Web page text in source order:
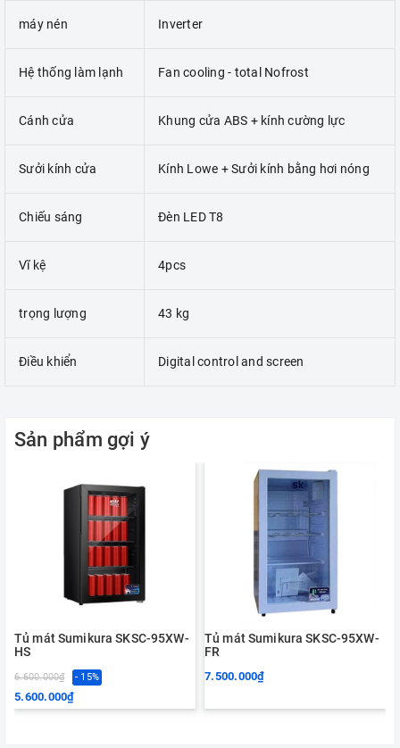
máy nén Inverter
Hệ thống làm lạnh Fan cooling - total Nofrost
Cánh cửa Khung cửa ABS + kính cường lực
Sưởi kính cửa Kính Lowe + Sưởi kính bằng hơi nóng
Chiếu sáng Đèn LED T8
Vĩ kệ 4pcs
trọng lượng 43 kg
Điều khiển Digital control and screen
Sản phẩm gợi ý
Tủ mát Sumikura SKSC-95XW-
HS
6.600.000₫ - 15%
5.600.000₫
Tủ mát Sumikura SKSC-95XW-
FR
7.500.000₫